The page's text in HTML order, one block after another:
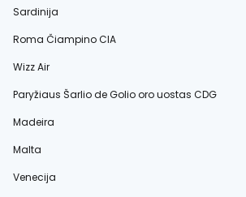
Sardinija
Roma Čiampino CIA
Wizz Air
Paryžiaus Šarlio de Golio oro uostas CDG
Madeira
Malta
Venecija